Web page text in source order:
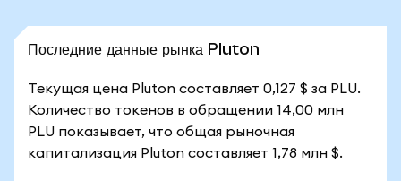
Последние данные рынка Pluton
Текущая цена Pluton составляет 0,127 $ за PLU.
Количество токенов в обращении 14,00 млн
PLU показывает, что общая рыночная
капитализация Pluton составляет 1,78 млн $.